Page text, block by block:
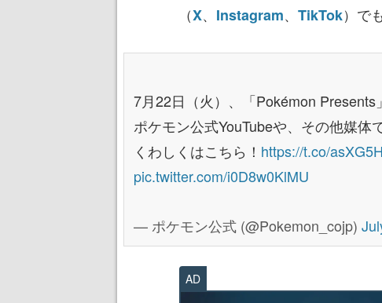
（X、 Instagram、 TikTok）で
7月22日（火）、「Pokémon Presents
ポケモン公式YouTubeや、その他媒体
くわしくはこちら！ https://t.co/
pic.twitter.com/i0D8w0KlMU
— ポケモン公式 (@Pokemon_cojp)
AD